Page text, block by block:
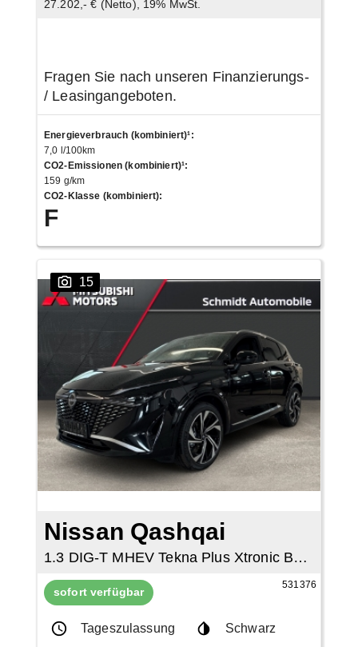
27.202,- € (Netto), 19% MwSt.
Fragen Sie nach unseren Finanzierungs-
/ Leasingangeboten.
Energieverbrauch (kombiniert)¹:
7,0 l/100km
CO2-Emissionen (kombiniert)¹:
159 g/km
CO2-Klasse (kombiniert):
F
15
Nissan Qashqai
1.3 DIG-T MHEV Tekna Plus Xtronic Bose Pano
sofort verfügbar
531376
Tageszulassung
Schwarz